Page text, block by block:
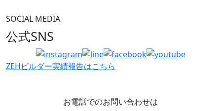
SOCIAL MEDIA
公式SNS
ZEHビルダー実績報告はこちら
お電話でのお問い合わせは